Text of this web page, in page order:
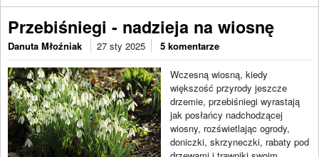
Przebiśniegi - nadzieja na wiosnę
Danuta Młoźniak 27 sty 2025 5 komentarze
Wczesną wiosną, kiedy
większość przyrody jeszcze
drzemie, przebiśniegi wyrastają
jak posłańcy nadchodzącej
wiosny, rozświetlając ogrody,
doniczki, skrzyneczki, rabaty pod